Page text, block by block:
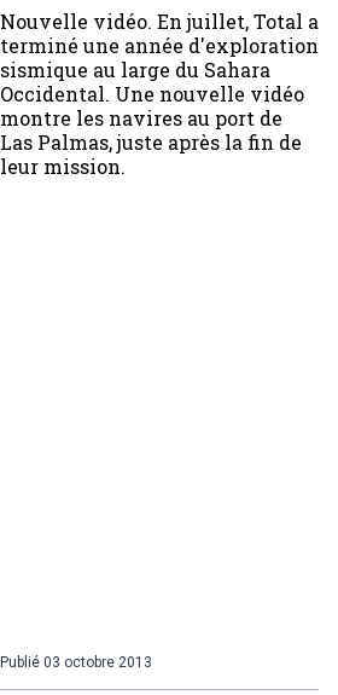
Nouvelle vidéo. En juillet, Total a
terminé une année d'exploration
sismique au large du Sahara
Occidental. Une nouvelle vidéo
montre les navires au port de
Las Palmas, juste après la fin de
leur mission.
Publié 03 octobre 2013